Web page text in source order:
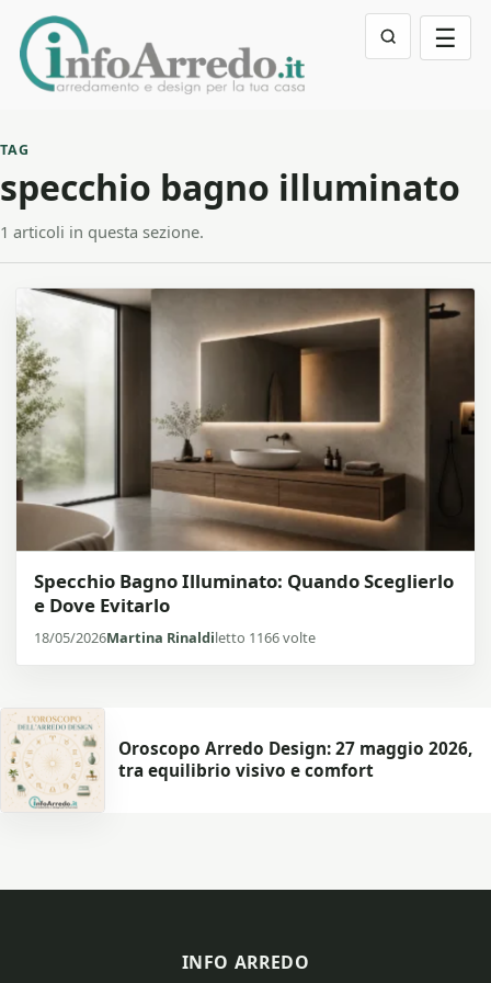
☰
TAG
specchio bagno illuminato
1 articoli in questa sezione.
Specchio Bagno Illuminato: Quando Sceglierlo
e Dove Evitarlo
18/05/2026Martina Rinaldiletto 1166 volte
Oroscopo Arredo Design: 27 maggio 2026,
tra equilibrio visivo e comfort
INFO ARREDO